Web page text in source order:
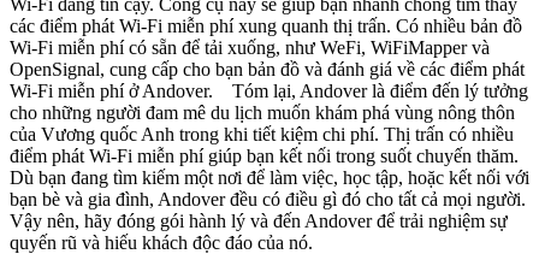
Wi-Fi đáng tin cậy. Công cụ này sẽ giúp bạn nhanh chóng tìm thấy
các điểm phát Wi-Fi miễn phí xung quanh thị trấn. Có nhiều bản đồ
Wi-Fi miễn phí có sẵn để tải xuống, như WeFi, WiFiMapper và
OpenSignal, cung cấp cho bạn bản đồ và đánh giá về các điểm phát
Wi-Fi miễn phí ở Andover. Tóm lại, Andover là điểm đến lý tưởng
cho những người đam mê du lịch muốn khám phá vùng nông thôn
của Vương quốc Anh trong khi tiết kiệm chi phí. Thị trấn có nhiều
điểm phát Wi-Fi miễn phí giúp bạn kết nối trong suốt chuyến thăm.
Dù bạn đang tìm kiếm một nơi để làm việc, học tập, hoặc kết nối với
bạn bè và gia đình, Andover đều có điều gì đó cho tất cả mọi người.
Vậy nên, hãy đóng gói hành lý và đến Andover để trải nghiệm sự
quyến rũ và hiếu khách độc đáo của nó.